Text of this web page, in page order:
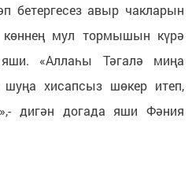
бетергесез авыр чакларын
көннең мул тормышын күрә
«Аллаһы Тәгалә миңа
шуңа хисапсыз шөкер итеп,
дигән догада яши Фәния